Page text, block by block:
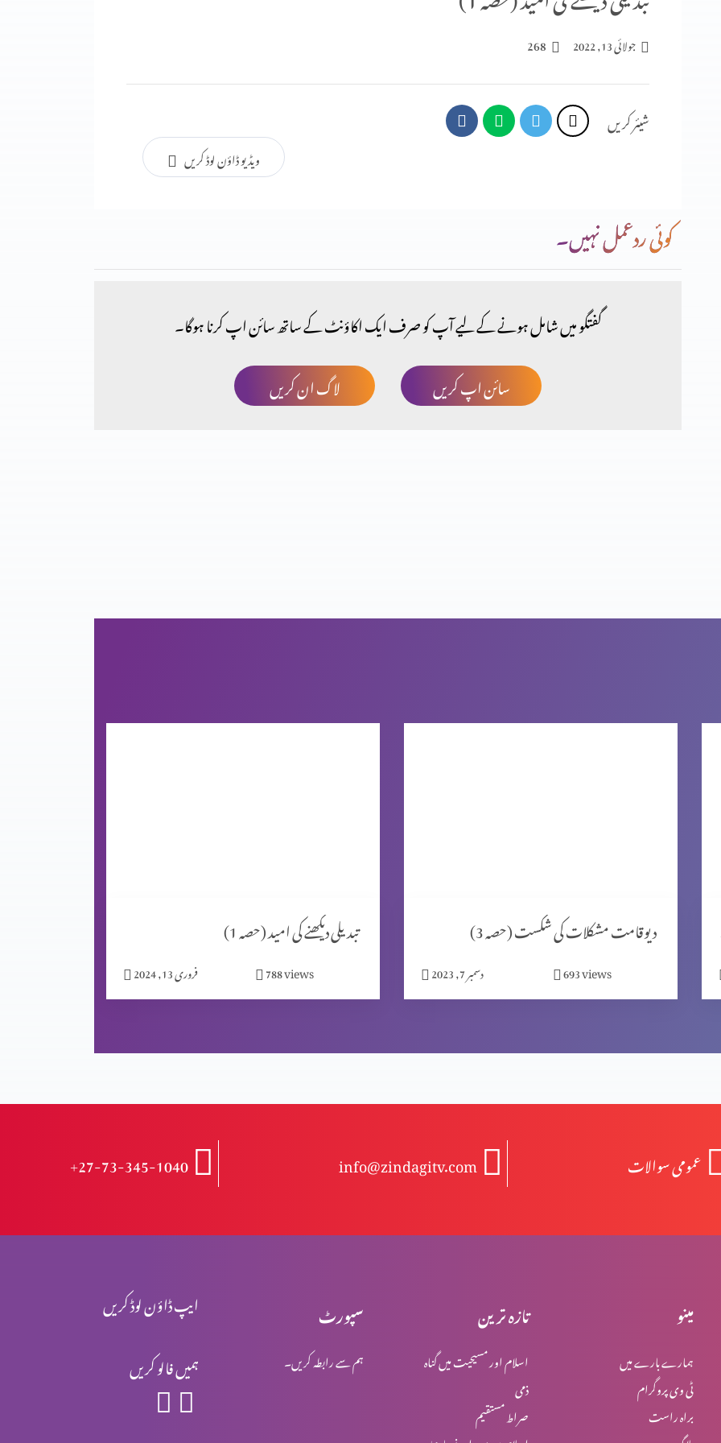
جولائی 13, 2022 268
شیئر کریں
ویڈیو ڈاؤن لوڈ کریں
کوئی ردعمل نہیں۔
گفتگو میں شامل ہونے کے لیے آپ کو صرف ایک اکاؤنٹ کے ساتھ سائن اپ کرنا ہوگا۔
لاگ ان کریں
سائن اپ کریں
تبدیلی دیکھنے کی امید (حصہ 1)
فروری 13, 2024 788views
دیوقامت مشکلات کی شکست (حصہ 3)
دسمبر 7, 2023 693views
+27-73-345-1040 info@zindagitv.com عمومی سوالات
ایپ ڈاؤن لوڈ کریں
ہمیں فالو کریں
سپورٹ
ہم سے رابطہ کریں۔
تازہ ترین
اسلام اور مسیحیت میں گناہ
ذمی
صراط مستقیم
مینو
ہمارے بارے میں
ٹی وی پروگرام
براہ راست